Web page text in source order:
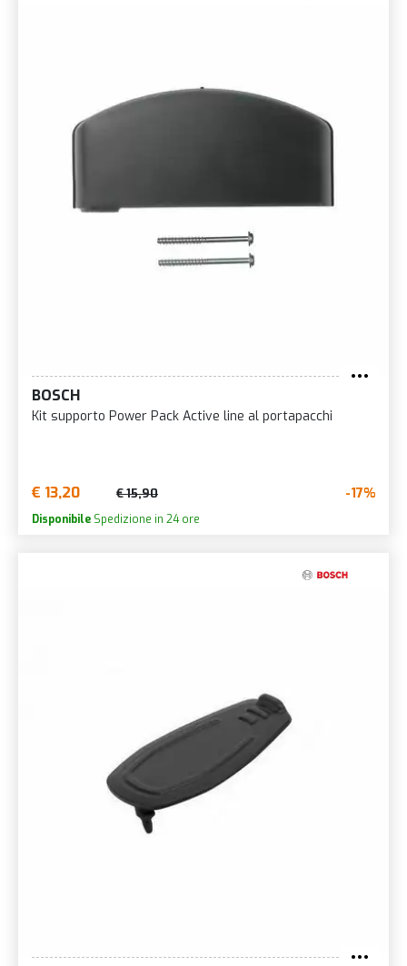
BOSCH
Kit supporto Power Pack Active line al portapacchi
€ 13,20 € 15,90 -17%
Disponibile Spedizione in 24 ore